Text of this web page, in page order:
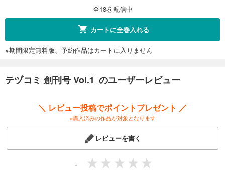
テヅコミ Vol.12
完結
あらすじを表示する
テヅコミ Vol.13
円 (税込)
全18巻配信中
カートに全巻入れる
※期間限定無料版、予約作品はカートに入りません
テヅコミ 創刊号 Vol.1 のユーザーレビュー
＼ レビュー投稿でポイントプレゼント ／
※購入済みの作品が対象となります
レビューを書く
-